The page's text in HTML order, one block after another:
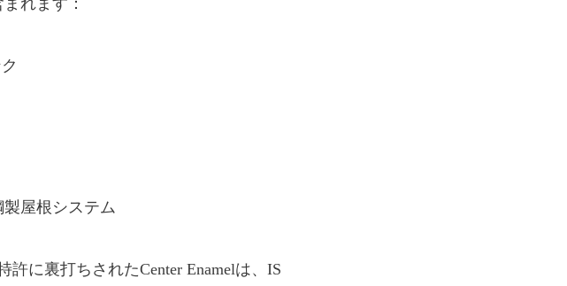
れます：
屋根システム
に裏打ちされたCenter Enamelは、IS